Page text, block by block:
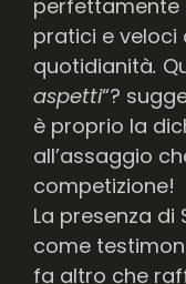
perfettamente
pratici e
quotidianità.
aspetti“?
è proprio la
all’assaggio
competizione!
La presenza
come
fa altro che